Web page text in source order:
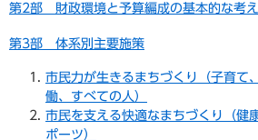
第2部 財政環境と予算編成の基本的な考
第3部 体系別主要施策
市民力が生きるまちづくり（子育て
働、すべての人）
市民を支える快適なまちづくり（健
ポーツ）